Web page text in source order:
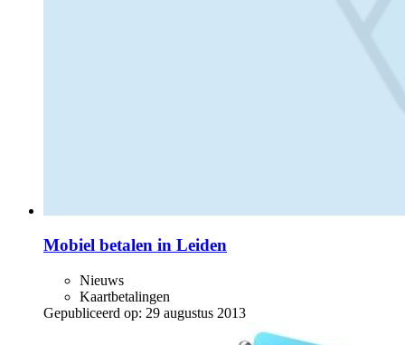
Mobiel betalen in Leiden
Nieuws
Kaartbetalingen
Gepubliceerd op: 29 augustus 2013